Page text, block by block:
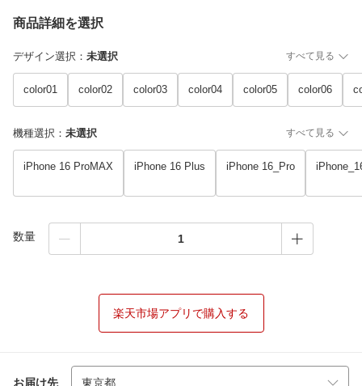
商品詳細を選択
デザイン選択 ： 未選択 すべて見る
color01 color02 color03 color04 color05 color06
機種選択 ： 未選択 すべて見る
iPhone 16 ProMAX iPhone 16 Plus iPhone 16_Pro
数量
楽天市場アプリで購入する
お届け先